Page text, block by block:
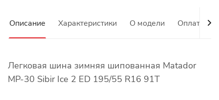
Описание Характеристики О модели Оплата
Легковая шина зимняя шипованная Matador
MP-30 Sibir Ice 2 ED 195/55 R16 91T